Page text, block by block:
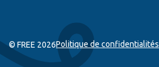
© FREE 2026Politique de confidentialités